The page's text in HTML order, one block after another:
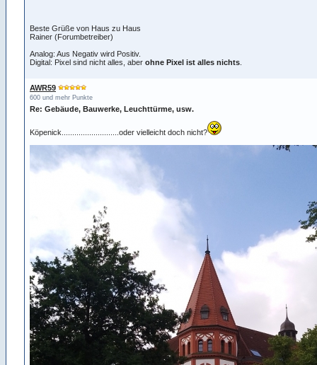
Beste Grüße von Haus zu Haus
Rainer (Forumbetreiber)
Analog: Aus Negativ wird Positiv.
Digital: Pixel sind nicht alles, aber ohne Pixel ist alles nichts
AWR59
600 und mehr Punkte
Re: Gebäude, Bauwerke, Leuchttürme, usw.
Köpenick...........................oder vielleicht doch nicht?